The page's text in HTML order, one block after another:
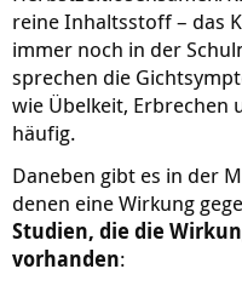
reine Inhaltsstoff – das
immer noch in der
sprechen die
wie Übelkeit, Erbrechen
häufig.
Daneben gibt es in der
denen eine Wirkung
Studien, die die
vorhanden: